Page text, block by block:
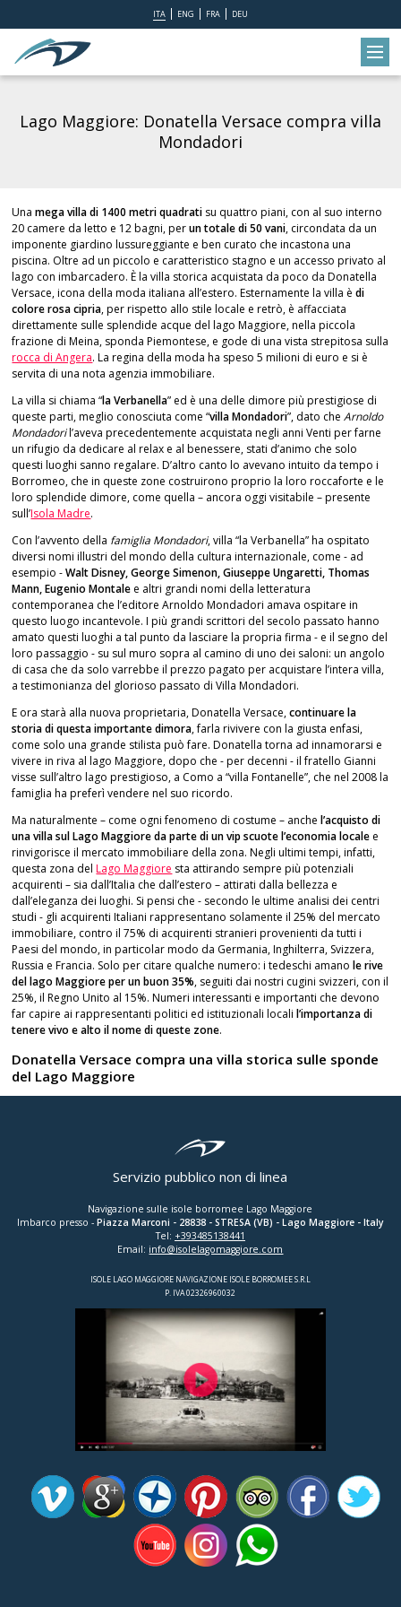
ITA ENG FRA DEU
Lago Maggiore: Donatella Versace compra villa
Mondadori
Unamega villa di 1400 metri quadrati su quattro piani, con al suo interno
20 camere da letto e 12 bagni, perun totale di 50 vani, circondata da un
imponente giardino lussureggiante e ben curato che incastona una
piscina. Oltre ad un piccolo e caratteristico stagno e un accesso privato al
lago con imbarcadero. È la villa storica acquistata da poco da Donatella
Versace, icona della moda italiana all’estero. Esternamente la villa èdi
colore rosa cipria, per rispetto allo stile locale e retrò, è affacciata
direttamente sulle splendide acque del lago Maggiore, nella piccola
frazione di Meina, sponda Piemontese, e gode di una vista strepitosa sulla
rocca di Angera. La regina della moda ha speso 5 milioni di euro e si è
servita di una nota agenzia immobiliare.
La villa si chiama “la Verbanella” ed è una delle dimore più prestigiose di
queste parti, meglio conosciuta come “villa Mondadori”, dato cheArnoldo
Mondadoril’aveva precedentemente acquistata negli anni Venti per farne
un rifugio da dedicare al relax e al benessere, stati d’animo che solo
questi luoghi sanno regalare. D’altro canto lo avevano intuito da tempo i
Borromeo, che in queste zone costruirono proprio la loro roccaforte e le
loro splendide dimore, come quella – ancora oggi visitabile – presente
sull’Isola Madre.
Con l’avvento della famiglia Mondadori, villa “la Verbanella” ha ospitato
diversi nomi illustri del mondo della cultura internazionale, come - ad
esempio -Walt Disney, George Simenon, Giuseppe Ungaretti, Thomas
Mann, Eugenio Montale e altri grandi nomi della letteratura
contemporanea che l’editore Arnoldo Mondadori amava ospitare in
questo luogo incantevole. I più grandi scrittori del secolo passato hanno
amato questi luoghi a tal punto da lasciare la propria firma - e il segno del
loro passaggio - su sul muro sopra al camino di uno dei saloni: un angolo
di casa che da solo varrebbe il prezzo pagato per acquistare l’intera villa,
a testimonianza del glorioso passato di Villa Mondadori.
E ora starà alla nuova proprietaria, Donatella Versace,continuare la
storia di questa importante dimora, farla rivivere con la giusta enfasi,
come solo una grande stilista può fare. Donatella torna ad innamorarsi e
vivere in riva al lago Maggiore, dopo che - per decenni - il fratello Gianni
visse sull’altro lago prestigioso, a Como a “villa Fontanelle”, che nel 2008 la
famiglia ha preferì vendere nel suo ricordo.
Ma naturalmente – come ogni fenomeno di costume – anchel’acquisto di
una villa sul Lago Maggiore da parte di un vip scuote l’economia locale e
rinvigorisce il mercato immobiliare della zona. Negli ultimi tempi, infatti,
questa zona delLago Maggiore sta attirando sempre più potenziali
acquirenti – sia dall’Italia che dall’estero – attirati dalla bellezza e
dall’eleganza dei luoghi. Si pensi che - secondo le ultime analisi dei centri
studi - gli acquirenti Italiani rappresentano solamente il 25% del mercato
immobiliare, contro il 75% di acquirenti stranieri provenienti da tutti i
Paesi del mondo, in particolar modo da Germania, Inghilterra, Svizzera,
Russia e Francia. Solo per citare qualche numero: i tedeschi amanole rive
del lago Maggiore per un buon 35%, seguiti dai nostri cugini svizzeri, con il
25%, il Regno Unito al 15%. Numeri interessanti e importanti che devono
far capire ai rappresentanti politici ed istituzionali localil’importanza di
tenere vivo e alto il nome di queste zone.
Donatella Versace compra una villa storica sulle sponde
del Lago Maggiore
Servizio pubblico non di linea
Navigazione sulle isole borromee Lago Maggiore
Imbarco presso - Piazza Marconi - 28838- STRESA (VB) - Lago Maggiore - Italy
Tel: +393485138441
Email: info@isolelagomaggiore.com
ISOLE LAGO MAGGIORE NAVIGAZIONE ISOLE BORROMEE S.R.L
P. IVA 02326960032